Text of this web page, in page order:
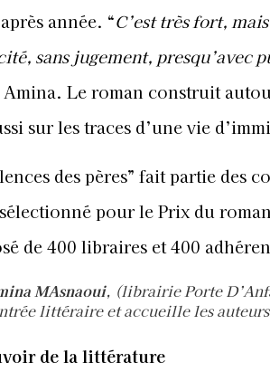
année. “C’est très fort,
sans jugement, presqu’avec
Le roman construit
sur les traces d’une vie
des pères” fait partie
pour le Prix du
de 400 libraires et 400
MAsnaoui, (librairie Porte
littéraire et accueille les
de la littérature